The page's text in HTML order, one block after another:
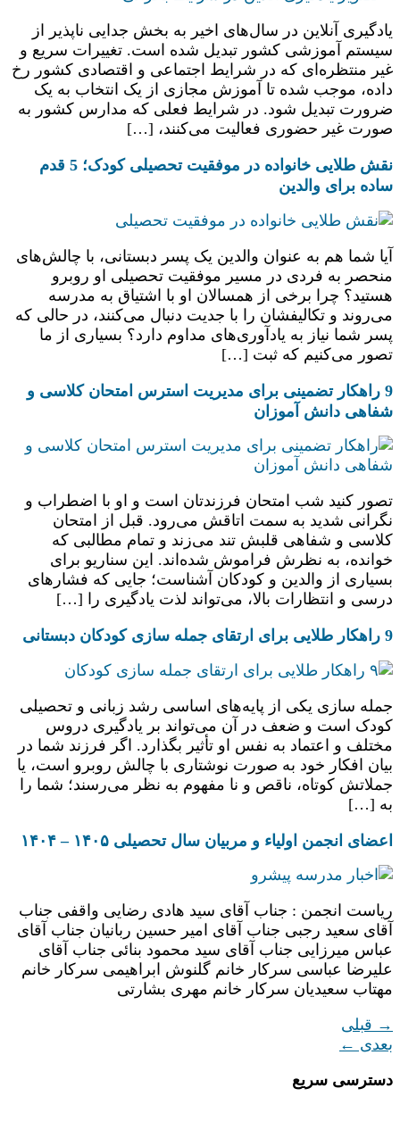
یادگیری آنلاین در سال‌های اخیر به بخش جدایی ‌ناپذیر از
سیستم آموزشی کشور تبدیل شده است. تغییرات سریع و
غیر منتظره‌ای که در شرایط اجتماعی و اقتصادی کشور رخ
داده، موجب شده تا آموزش مجازی از یک انتخاب به یک
ضرورت تبدیل شود. در شرایط فعلی که مدارس کشور به
صورت غیر حضوری فعالیت می‌کنند، […]
نقش طلایی خانواده در موفقیت تحصیلی کودک؛ 5 قدم
ساده برای والدین
آیا شما هم به عنوان والدین یک پسر دبستانی، با چالش‌های
منحصر به فردی در مسیر موفقیت تحصیلی او روبرو
هستید؟ چرا برخی از همسالان او با اشتیاق به مدرسه
می‌روند و تکالیفشان را با جدیت دنبال می‌کنند، در حالی که
پسر شما نیاز به یادآوری‌های مداوم دارد؟ بسیاری از ما
تصور می‌کنیم که ثبت […]
9 راهکار تضمینی برای مدیریت استرس امتحان کلاسی و
شفاهی دانش آموزان
تصور کنید شب امتحان فرزندتان است و او با اضطراب و
نگرانی شدید به سمت اتاقش می‌رود. قبل از امتحان
کلاسی و شفاهی قلبش تند می‌زند و تمام مطالبی که
خوانده، به نظرش فراموش شده‌اند. این سناریو برای
بسیاری از والدین و کودکان آشناست؛ جایی که فشارهای
درسی و انتظارات بالا، می‌تواند لذت یادگیری را […]
9 راهکار طلایی برای ارتقای جمله سازی کودکان دبستانی
جمله ‌سازی یکی از پایه‌های اساسی رشد زبانی و تحصیلی
کودک است و ضعف در آن می‌تواند بر یادگیری دروس
مختلف و اعتماد به نفس او تأثیر بگذارد. اگر فرزند شما در
بیان افکار خود به صورت نوشتاری با چالش روبرو است، یا
جملاتش کوتاه، ناقص و نا مفهوم به نظر می‌رسند؛ شما را
به […]
اعضای انجمن اولیاء و مربیان سال تحصیلی ۱۴۰۵ – ۱۴۰۴
ریاست انجمن : جناب آقای سید هادی رضایی واقفی جناب
آقای سعید رجبی جناب آقای امیر حسین ربانیان جناب آقای
عباس میرزایی جناب آقای سید محمود بنائی جناب آقای
علیرضا عباسی سرکار خانم گلنوش ابراهیمی سرکار خانم
مهتاب سعیدیان سرکار خانم مهری بشارتی
→ قبلی
بعدی ←
دسترسی سریع